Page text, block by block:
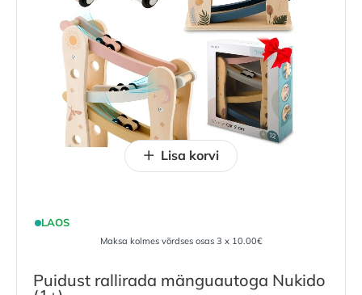
LAOS
Maksa kolmes võrdses osas 3 x 10.00€
Puidust rallirada mänguautoga Nukido
Lisa korvi